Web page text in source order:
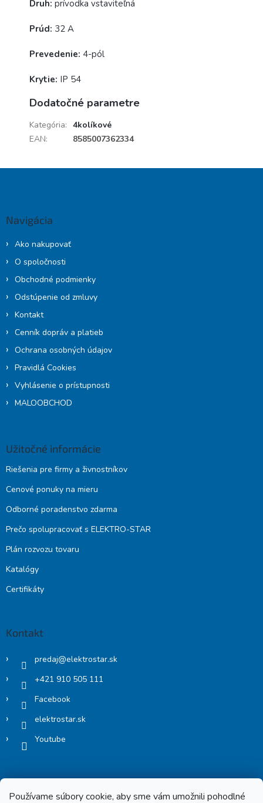
Používame súbory cookie, aby sme vám umožnili pohodlné
Druh: prívodka vstaviteľná
Prúd: 32 A
Prevedenie: 4-pól
Krytie: IP 54
Dodatočné parametre
Kategória: 4kolíkové
EAN: 8585007362334
Navigácia
Ako nakupovať
O spoločnosti
Obchodné podmienky
Odstúpenie od zmluvy
Kontakt
Cenník dopráv a platieb
Ochrana osobných údajov
Pravidlá Cookies
Vyhlásenie o prístupnosti
MALOOBCHOD
Užitočné informácie
Riešenia pre firmy a živnostníkov
Cenové ponuky na mieru
Odborné poradenstvo zdarma
Prečo spolupracovať s ELEKTRO-STAR
Plán rozvozu tovaru
Katalógy
Certifikáty
Kontakt
predaj@elektrostar.sk
+421 910 505 111
Facebook
elektrostar.sk
Youtube